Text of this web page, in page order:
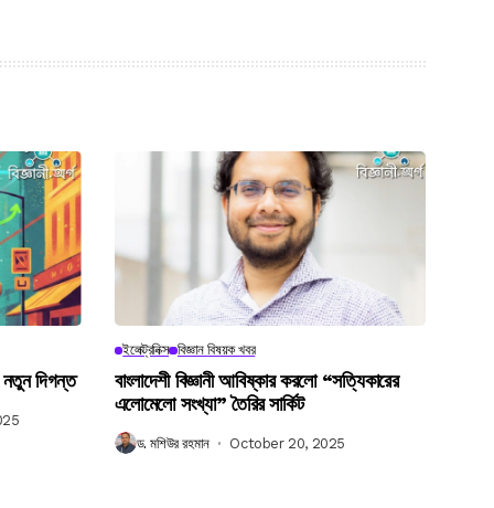
নতুন দিগন্ত
ইলেক্ট্রনিক্স বিজ্ঞান বিষয়ক খবর
বাংলাদেশী বিজ্ঞানী আবিষ্কার করলো “সত্যিকারের
এলোমেলো সংখ্যা” তৈরির সার্কিট
ড. মশিউর রহমান October 20, 2025